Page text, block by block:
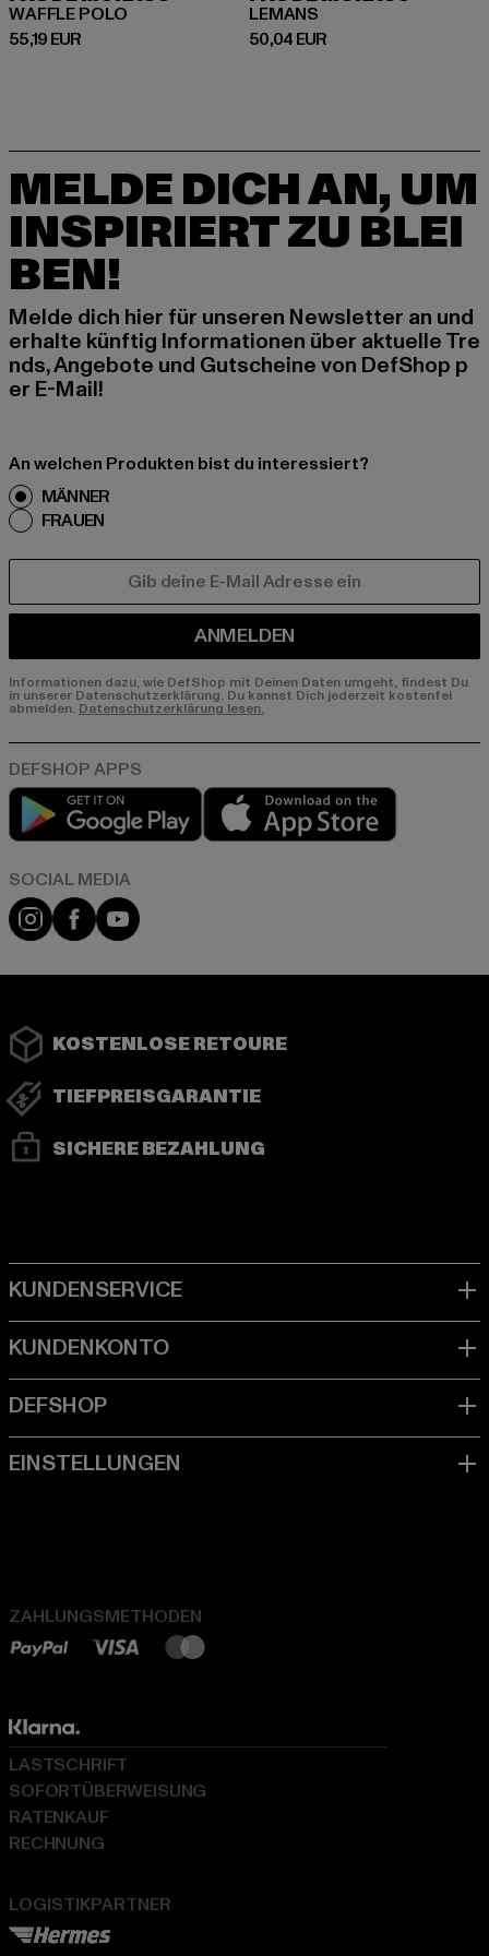
WAFFLE POLO
55,19 EUR
Derzeitiger Preis: 55,19 EUR
LEMANS
50,04 EUR
Derzeitiger Preis: 50,04 EUR
MELDE DICH AN, UM
INSPIRIERT ZU BLEI
BEN!
Melde dich hier für unseren Newsletter an und
erhalte künftig Informationen über aktuelle Tre
nds, Angebote und Gutscheine von DefShop p
er E-Mail!
An welchen Produkten bist du interessiert?
MÄNNER
FRAUEN
ANMELDEN
Informationen dazu, wie DefShop mit Deinen Daten umgeht, findest Du
in unserer Datenschutzerklärung. Du kannst Dich jederzeit kostenfei
abmelden. Datenschutzerklärung lesen.
Play market
Instagram
FacebookYouTube
KOSTENLOSE RETOURE
TIEFPREISGARANTIE
SICHERE BEZAHLUNG
ZAHLUNGSMETHODEN
LOGISTIKPARTNER
LASTSCHRIFT
SOFORTÜBERWEISUNG
RATENKAUF
RECHNUNG